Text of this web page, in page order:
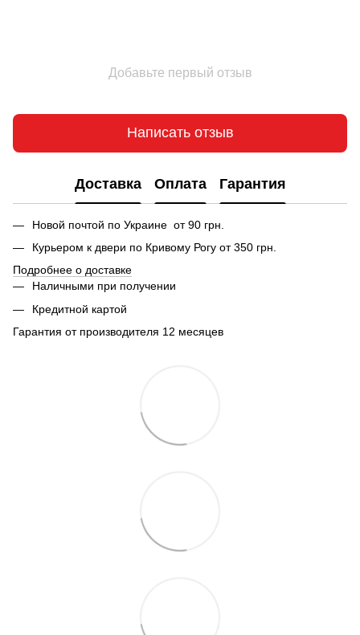
Добавьте первый отзыв
Написать отзыв
Доставка Оплата Гарантия
Новой почтой по Украине от 90 грн.
Курьером к двери по Кривому Рогу от 350 грн.
Подробнее о доставке
Наличными при получении
Кредитной картой
Гарантия от производителя 12 месяцев